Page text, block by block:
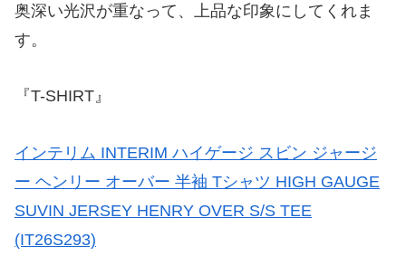
奥深い光沢が重なって、上品な印象にしてくれま
す。
『T-SHIRT』
インテリム INTERIM ハイゲージ スビン ジャージ
ー ヘンリー オーバー 半袖 Tシャツ HIGH GAUGE
SUVIN JERSEY HENRY OVER S/S TEE
(IT26S293)